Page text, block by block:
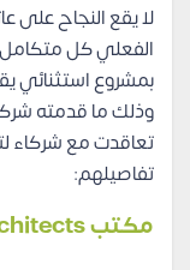
لا يقع النجاح على
الفعلي كل
بمشروع استثنائي
وذلك ما قدمته
تعاقدت مع شركاء
تفاصيلهم:
مكتب YBA Architects كشريك هندسي: